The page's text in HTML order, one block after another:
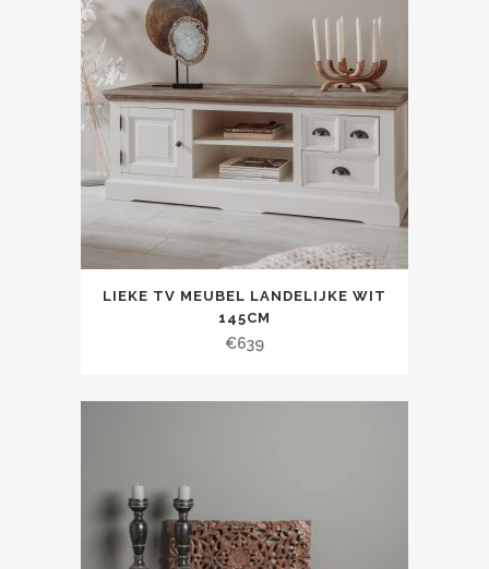
LIEKE TV MEUBEL LANDELIJKE WIT
145CM
€639